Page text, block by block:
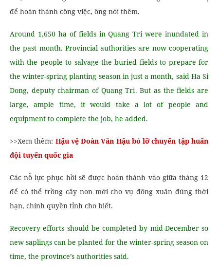
để hoàn thành công việc, ông nói thêm.
Around 1,650 ha of fields in Quang Tri were inundated in
the past month. Provincial authorities are now cooperating
with the people to salvage the buried fields to prepare for
the winter-spring planting season in just a month, said Ha Si
Dong, deputy chairman of Quang Tri. But as the fields are
large, ample time, it would take a lot of people and
equipment to complete the job, he added.
>>Xem thêm: Hậu vệ Đoàn Văn Hậu bỏ lỡ chuyến tập huấn
đội tuyển quốc gia
Các nỗ lực phục hồi sẽ được hoàn thành vào giữa tháng 12
để có thể trồng cây non mới cho vụ đông xuân đúng thời
hạn, chính quyền tỉnh cho biết.
Recovery efforts should be completed by mid-December so
new saplings can be planted for the winter-spring season on
time, the province’s authorities said.